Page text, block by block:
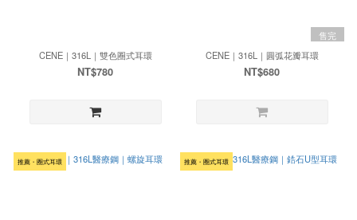
CENE｜316L｜雙色圈式耳環
NT$780
售完
CENE｜316L｜圓弧花瓣耳環
NT$680
推薦・圈式耳環 推薦・圈式耳環